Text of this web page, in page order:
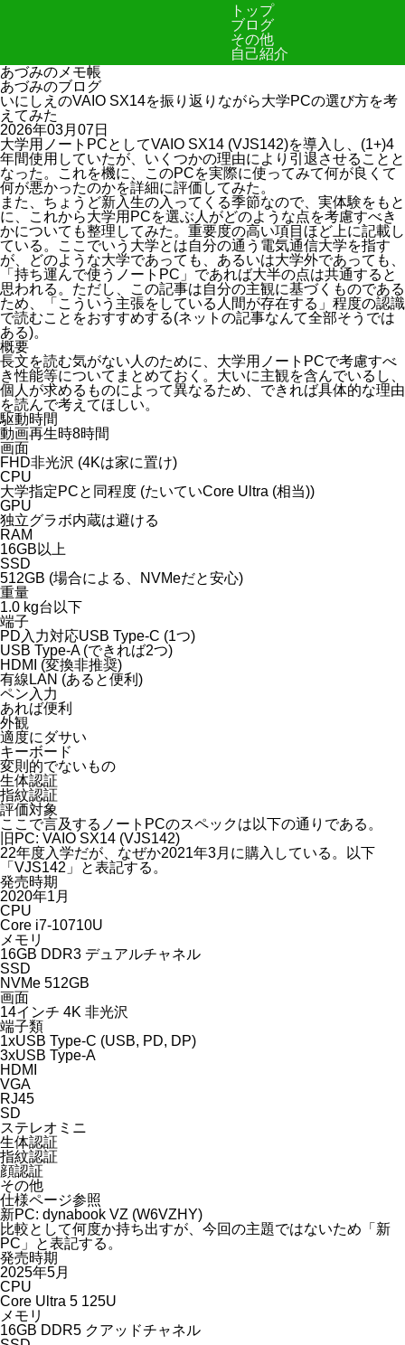
トップ
ブログ
その他
自己紹介
あづみのメモ帳
あづみのブログ
いにしえのVAIO SX14を振り返りながら大学PCの選び方を考
えてみた
2026年03月07日
大学用ノートPCとしてVAIO SX14 (VJS142)を導入し、(1+)4
年間使用していたが、いくつかの理由により引退させることと
なった。これを機に、このPCを実際に使ってみて何が良くて
何が悪かったのかを詳細に評価してみた。
また、ちょうど新入生の入ってくる季節なので、実体験をもと
に、これから大学用PCを選ぶ人がどのような点を考慮すべき
かについても整理してみた。重要度の高い項目ほど上に記載し
ている。ここでいう大学とは自分の通う電気通信大学を指す
が、どのような大学であっても、あるいは大学外であっても、
「持ち運んで使うノートPC」であれば大半の点は共通すると
思われる。ただし、この記事は自分の主観に基づくものである
ため、「こういう主張をしている人間が存在する」程度の認識
で読むことをおすすめする(ネットの記事なんて全部そうでは
ある)。
概要
長文を読む気がない人のために、大学用ノートPCで考慮すべ
き性能等についてまとめておく。大いに主観を含んでいるし、
個人が求めるものによって異なるため、できれば具体的な理由
を読んで考えてほしい。
駆動時間
動画再生時8時間
画面
FHD非光沢 (4Kは家に置け)
CPU
大学指定PCと同程度 (たいていCore Ultra (相当))
GPU
独立グラボ内蔵は避ける
RAM
16GB以上
SSD
512GB (場合による、NVMeだと安心)
重量
1.0 kg台以下
端子
PD入力対応USB Type-C (1つ)
USB Type-A (できれば2つ)
HDMI (変換非推奨)
有線LAN (あると便利)
ペン入力
あれば便利
外観
適度にダサい
キーボード
変則的でないもの
生体認証
指紋認証
評価対象
ここで言及するノートPCのスペックは以下の通りである。
旧PC: VAIO SX14 (VJS142)
22年度入学だが、 なぜか2021年3月に購入している。以下
「VJS142」と表記する。
発売時期
2020年1月
CPU
Core i7-10710U
メモリ
16GB DDR3 デュアルチャネル
SSD
NVMe 512GB
画面
14インチ 4K 非光沢
端子類
1xUSB Type-C (USB, PD, DP)
3xUSB Type-A
HDMI
VGA
RJ45
SD
ステレオミニ
生体認証
指紋認証
顔認証
その他
仕様ページ参照
新PC: dynabook VZ (W6VZHY)
比較として何度か持ち出すが、今回の主題ではないため「新
PC」と表記する。
発売時期
2025年5月
CPU
Core Ultra 5 125U
メモリ
16GB DDR5 クアッドチャネル